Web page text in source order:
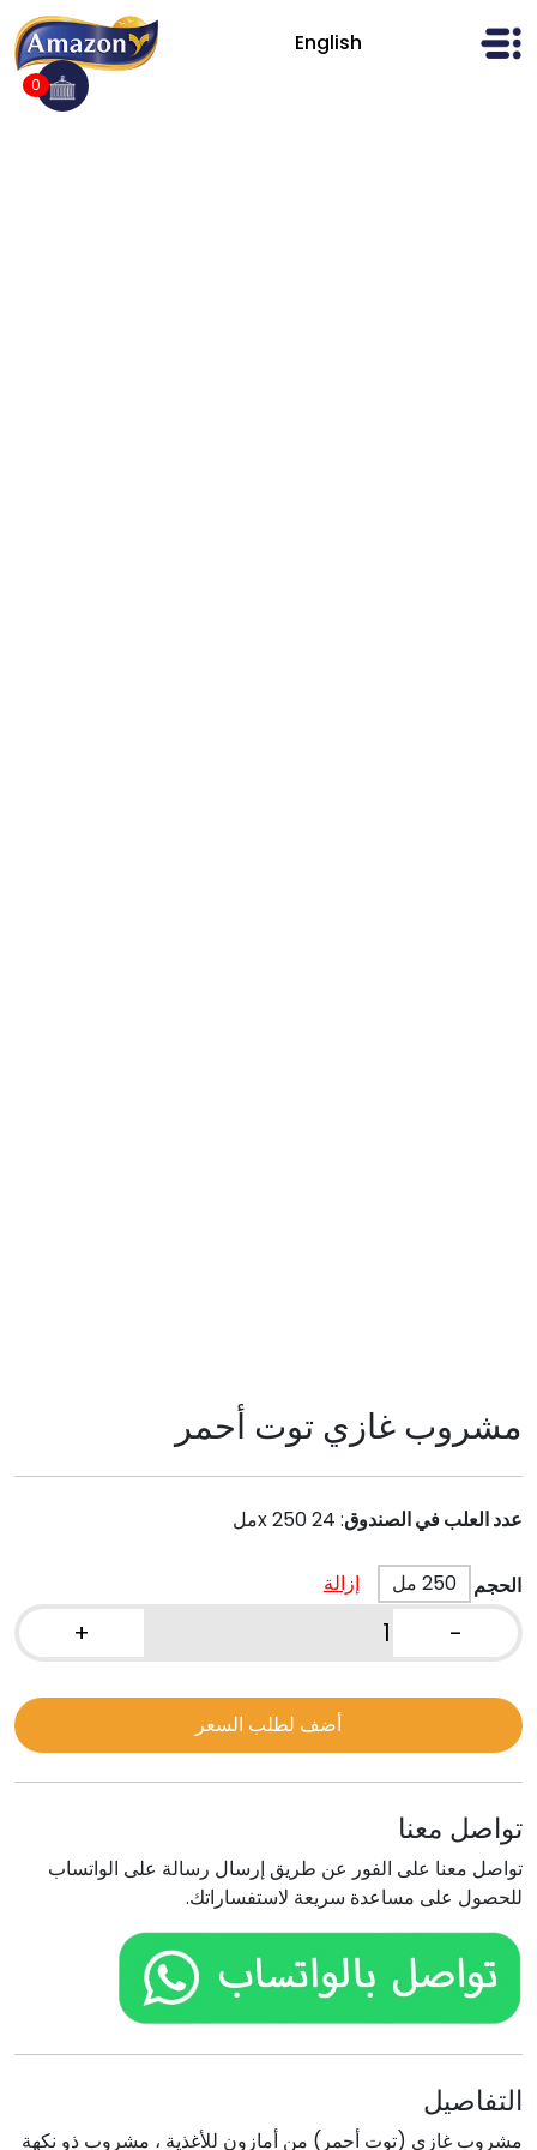
to
English AmazonFoods
0
مشروب غازي توت أحمر
عدد العلب في الصندوق: 24 x 250مل
الحجم 250 مل إزالة
-
غازي
توت
أحمر
+
أضف لطلب السعر
تواصل معنا
تواصل معنا على الفور عن طريق إرسال رسالة على الواتساب
للحصول على مساعدة سريعة لاستفساراتك.
التفاصيل
مشروب غازي (توت أحمر) من أمازون للأغذية ، مشروب ذو نكهة